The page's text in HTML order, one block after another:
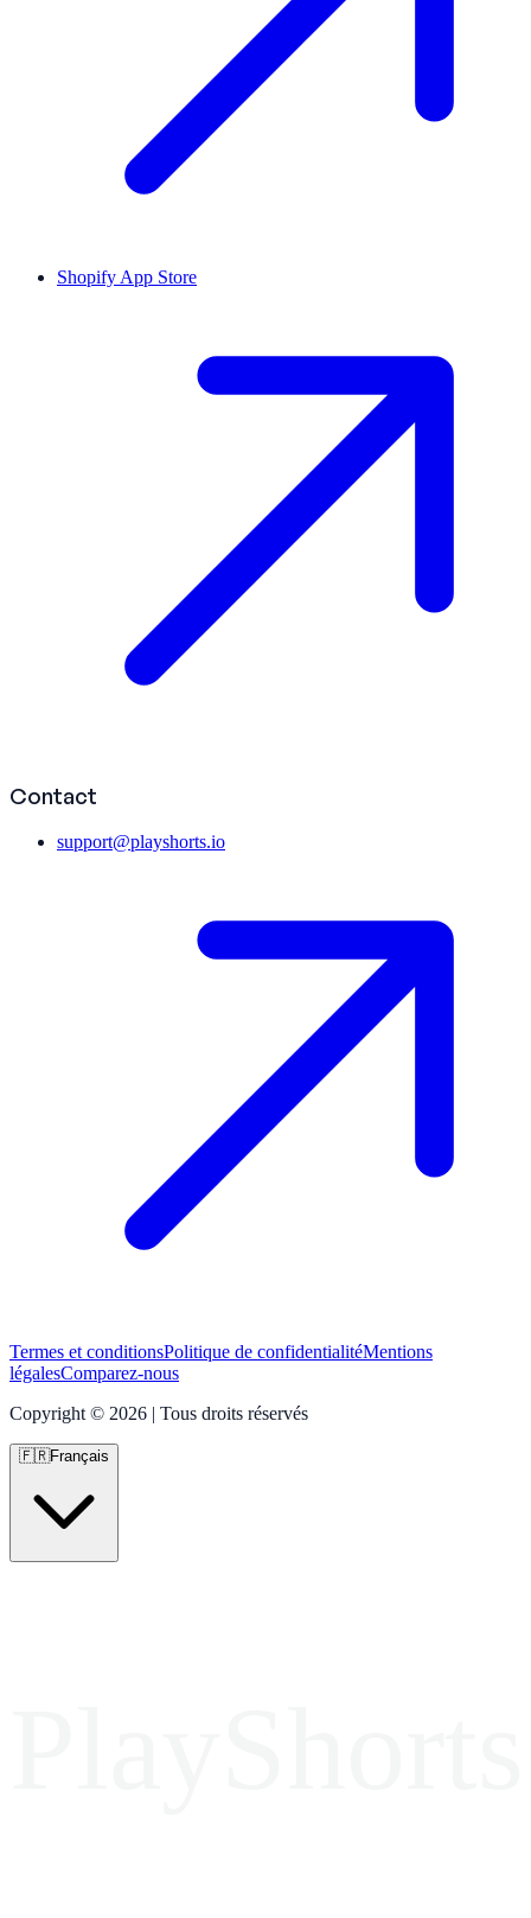
Shopify App Store
Contact
support@playshorts.io
Termes et conditionsPolitique de confidentialitéMentions
légalesComparez-nous
Copyright © 2026 | Tous droits réservés
🇫🇷Français